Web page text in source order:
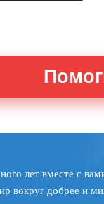
лет вместе с
вокруг добрее и